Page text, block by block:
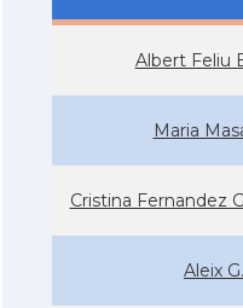
Albert Feliu
Maria
Cristina Fernandez
Aleix G.